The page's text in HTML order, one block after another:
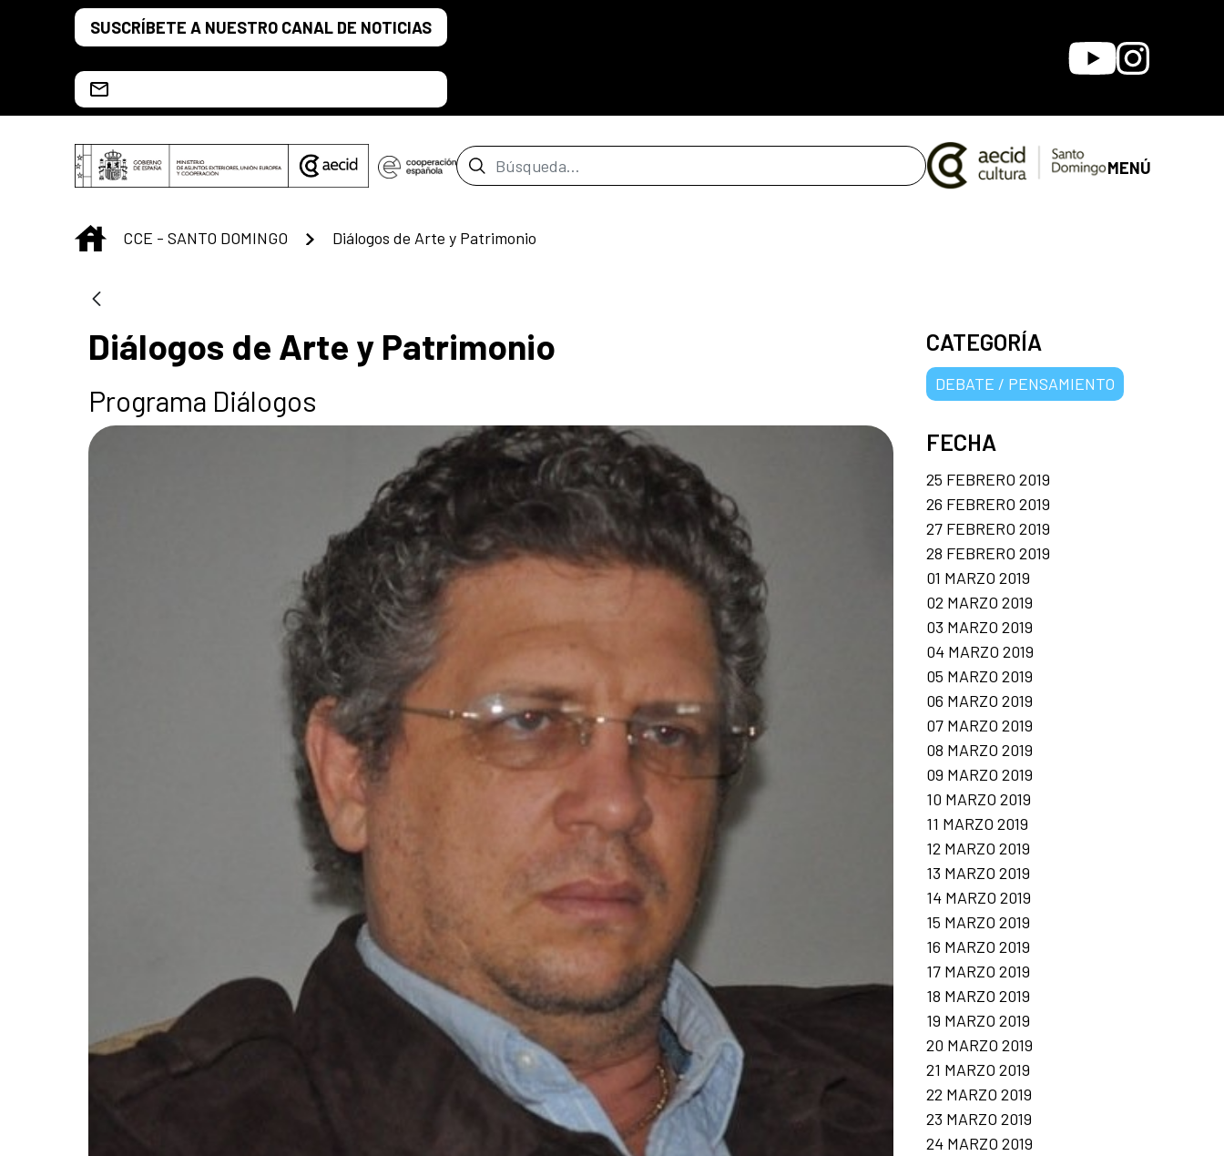
Saltar al contenido principal
SUSCRÍBETE A NUESTRO CANAL DE NOTICIAS
YoutubeInstagram
Barra de búsqueda MENÚ
INICIO
CCE - SANTO DOMINGO Diálogos de Arte y Patrimonio
Diálogos de Arte y Patrimonio
Programa Diálogos
CATEGORÍA
DEBATE / PENSAMIENTO
FECHA
25 FEBRERO 2019
26 FEBRERO 2019
27 FEBRERO 2019
28 FEBRERO 2019
01 MARZO 2019
02 MARZO 2019
03 MARZO 2019
04 MARZO 2019
05 MARZO 2019
06 MARZO 2019
07 MARZO 2019
08 MARZO 2019
09 MARZO 2019
10 MARZO 2019
11 MARZO 2019
12 MARZO 2019
13 MARZO 2019
14 MARZO 2019
15 MARZO 2019
16 MARZO 2019
17 MARZO 2019
18 MARZO 2019
19 MARZO 2019
20 MARZO 2019
21 MARZO 2019
22 MARZO 2019
23 MARZO 2019
24 MARZO 2019